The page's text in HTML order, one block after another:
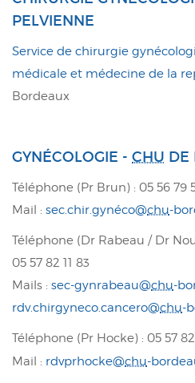
PELVIENNE
Service de chirurgie
médicale et médecine de la
Bordeaux
GYNÉCOLOGIE - CHU DE
Téléphone (Pr Brun) : 05 56 79
Mail : sec.chir.gynéco@chu-
Téléphone (Dr Rabeau / Dr
05 57 82 11 83
Mails : sec-gynrabeau@chu-
rdv.chirgyneco.cancero@chu-
Téléphone (Pr Hocke) : 05 57
Mail : rdvprhocke@chu-